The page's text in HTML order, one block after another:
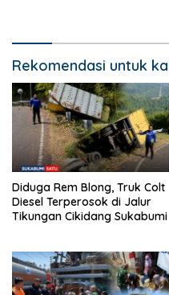
Rekomendasi untuk
Diduga Rem Blong, Truk Colt
Diesel Terperosok di Jalur
Tikungan Cikidang Sukabumi